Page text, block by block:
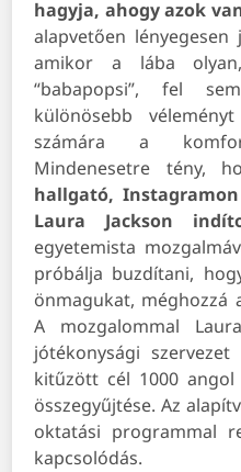
hagyja, ahogy azok
alapvetően
amikor a lába
“babapopsi”, fel
különösebb
számára a
Mindenesetre tény,
hallgató,
Laura Jackson
egyetemista
próbálja buzdítani,
önmagukat, méghozzá
A mozgalommal
jótékonysági
kitűzött cél 1000
összegyűjtése. Az
oktatási programmal
kapcsolódás.